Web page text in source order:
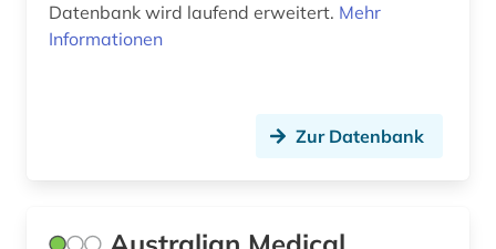
Datenbank wird laufend erweitert. Mehr
Informationen
Zur Datenbank